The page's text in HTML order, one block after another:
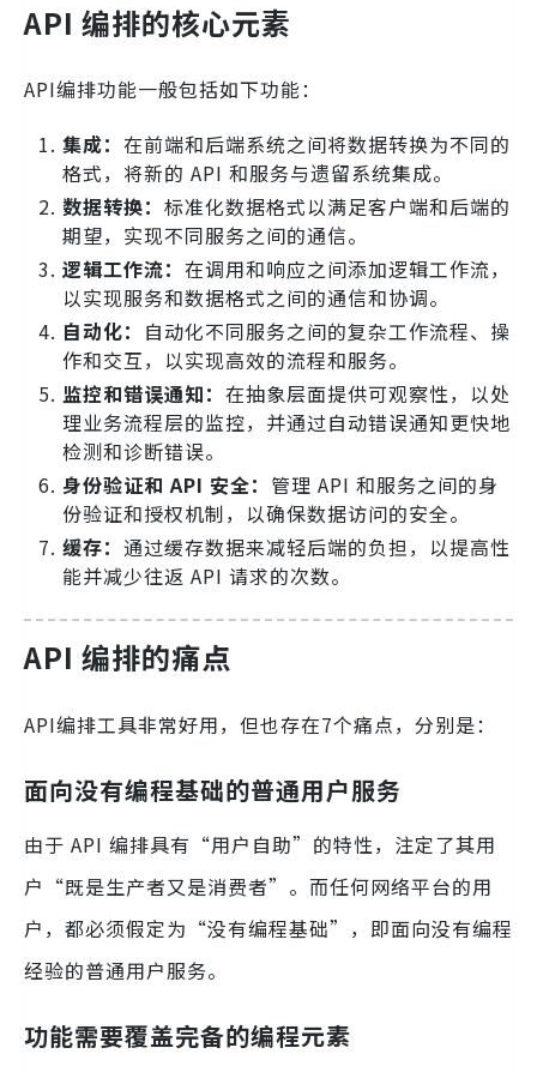
API 编排的核心元素
API编排功能一般包括如下功能：
集成： 在前端和后端系统之间将数据转换为不同的
格式，将新的 API 和服务与遗留系统集成。
数据转换： 标准化数据格式以满足客户端和后端的
期望，实现不同服务之间的通信。
逻辑工作流： 在调用和响应之间添加逻辑工作流，
以实现服务和数据格式之间的通信和协调。
自动化： 自动化不同服务之间的复杂工作流程、操
作和交互，以实现高效的流程和服务。
监控和错误通知： 在抽象层面提供可观察性，以处
理业务流程层的监控，并通过自动错误通知更快地
检测和诊断错误。
身份验证和 API 安全： 管理 API 和服务之间的身
份验证和授权机制，以确保数据访问的安全。
缓存： 通过缓存数据来减轻后端的负担，以提高性
能并减少往返 API 请求的次数。
API 编排的痛点
API编排工具非常好用，但也存在7个痛点，分别是：
面向没有编程基础的普通用户服务
由于 API 编排具有“用户自助”的特性，注定了其用
户“既是生产者又是消费者”。而任何网络平台的用
户，都必须假定为“没有编程基础”，即面向没有编程
经验的普通用户服务。
功能需要覆盖完备的编程元素